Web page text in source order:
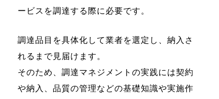
ービスを調達する際に必要です。
調達品目を具体化して業者を選定し、納入さ
れるまで見届けます。
そのため、調達マネジメントの実践には契約
や納入、品質の管理などの基礎知識や実施作